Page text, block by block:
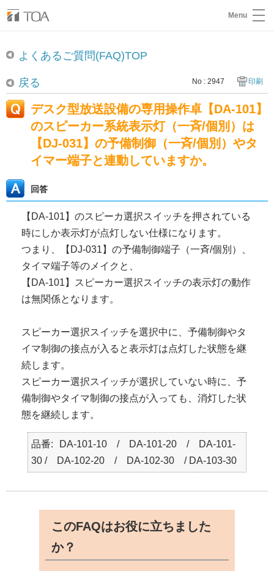
Menu
よくあるご質問(FAQ)TOP
戻る No : 2947 印刷
デスク型放送設備の専用操作卓【DA-101】
のスピーカー系統表示灯（一斉/個別）は
【DJ-031】の予備制御（一斉/個別）やタ
イマー端子と連動していますか。
回答
【DA-101】のスピーカ選択スイッチを押されている
時にしか表示灯が点灯しない仕様になります。
つまり、【DJ-031】の予備制御端子（一斉/個別）、
タイマ端子等のメイクと、
【DA-101】スピーカー選択スイッチの表示灯の動作
は無関係となります。
スピーカー選択スイッチを選択中に、予備制御やタ
イマ制御の接点が入ると表示灯は点灯した状態を継
続します。
スピーカー選択スイッチが選択していない時に、予
備制御やタイマ制御の接点が入っても、消灯した状
態を継続します。
品番
DA-101-10 / DA-101-20 / DA-101-
30 / DA-102-20 / DA-102-30 / DA-103-30
このFAQはお役に立ちました
か？